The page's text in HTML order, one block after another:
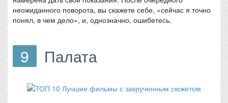
неожиданного поворота, вы скажете себе, «сейчас я точно
понял, в чем дело», и, однозначно, ошибетесь.
9 Палата